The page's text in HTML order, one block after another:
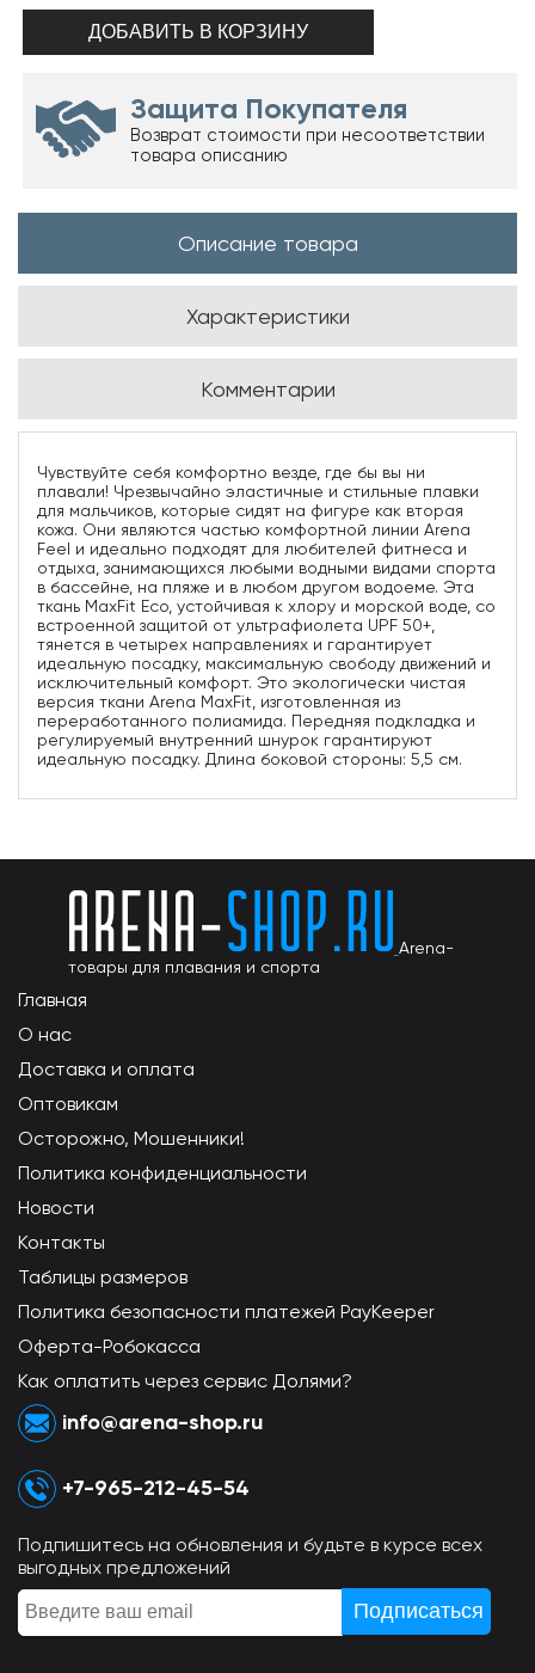
Защита Покупателя
Возврат стоимости при несоответствии
товара описанию
Описание товара
Характеристики
Комментарии
Чувствуйте себя комфортно везде, где бы вы ни
плавали! Чрезвычайно эластичные и стильные плавки
для мальчиков, которые сидят на фигуре как вторая
кожа. Они являются частью комфортной линии Arena
Feel и идеально подходят для любителей фитнеса и
отдыха, занимающихся любыми водными видами спорта
в бассейне, на пляже и в любом другом водоеме. Эта
ткань MaxFit Eco, устойчивая к хлору и морской воде, со
встроенной защитой от ультрафиолета UPF 50+,
тянется в четырех направлениях и гарантирует
идеальную посадку, максимальную свободу движений и
исключительный комфорт. Это экологически чистая
версия ткани Arena MaxFit, изготовленная из
переработанного полиамида. Передняя подкладка и
регулируемый внутренний шнурок гарантируют
идеальную посадку. Длина боковой стороны: 5,5 см.
Arena-
товары для плавания и спорта
Главная
О нас
Доставка и оплата
Оптовикам
Осторожно, Мошенники!
Политика конфиденциальности
Новости
Контакты
Таблицы размеров
Политика безопасности платежей PayKeeper
Оферта-Робокасса
Как оплатить через сервис Долями?
info@arena-shop.ru
+7-965-212-45-54
Подпишитесь на обновления и будьте в курсе всех
выгодных предложений